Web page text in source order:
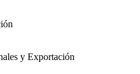
y Exportación